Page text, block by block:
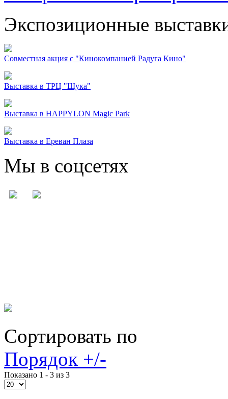
Экспозиционные
Совместная акция с "Кинокомпанией Радуга Кино"
Выставка в ТРЦ "Щука"
Выставка в HAPPYLON Magic Park
Выставка в Ереван Плаза
Мы в соцсетях
Сортировать по
Порядок +/-
Показано 1 - 3 из 3